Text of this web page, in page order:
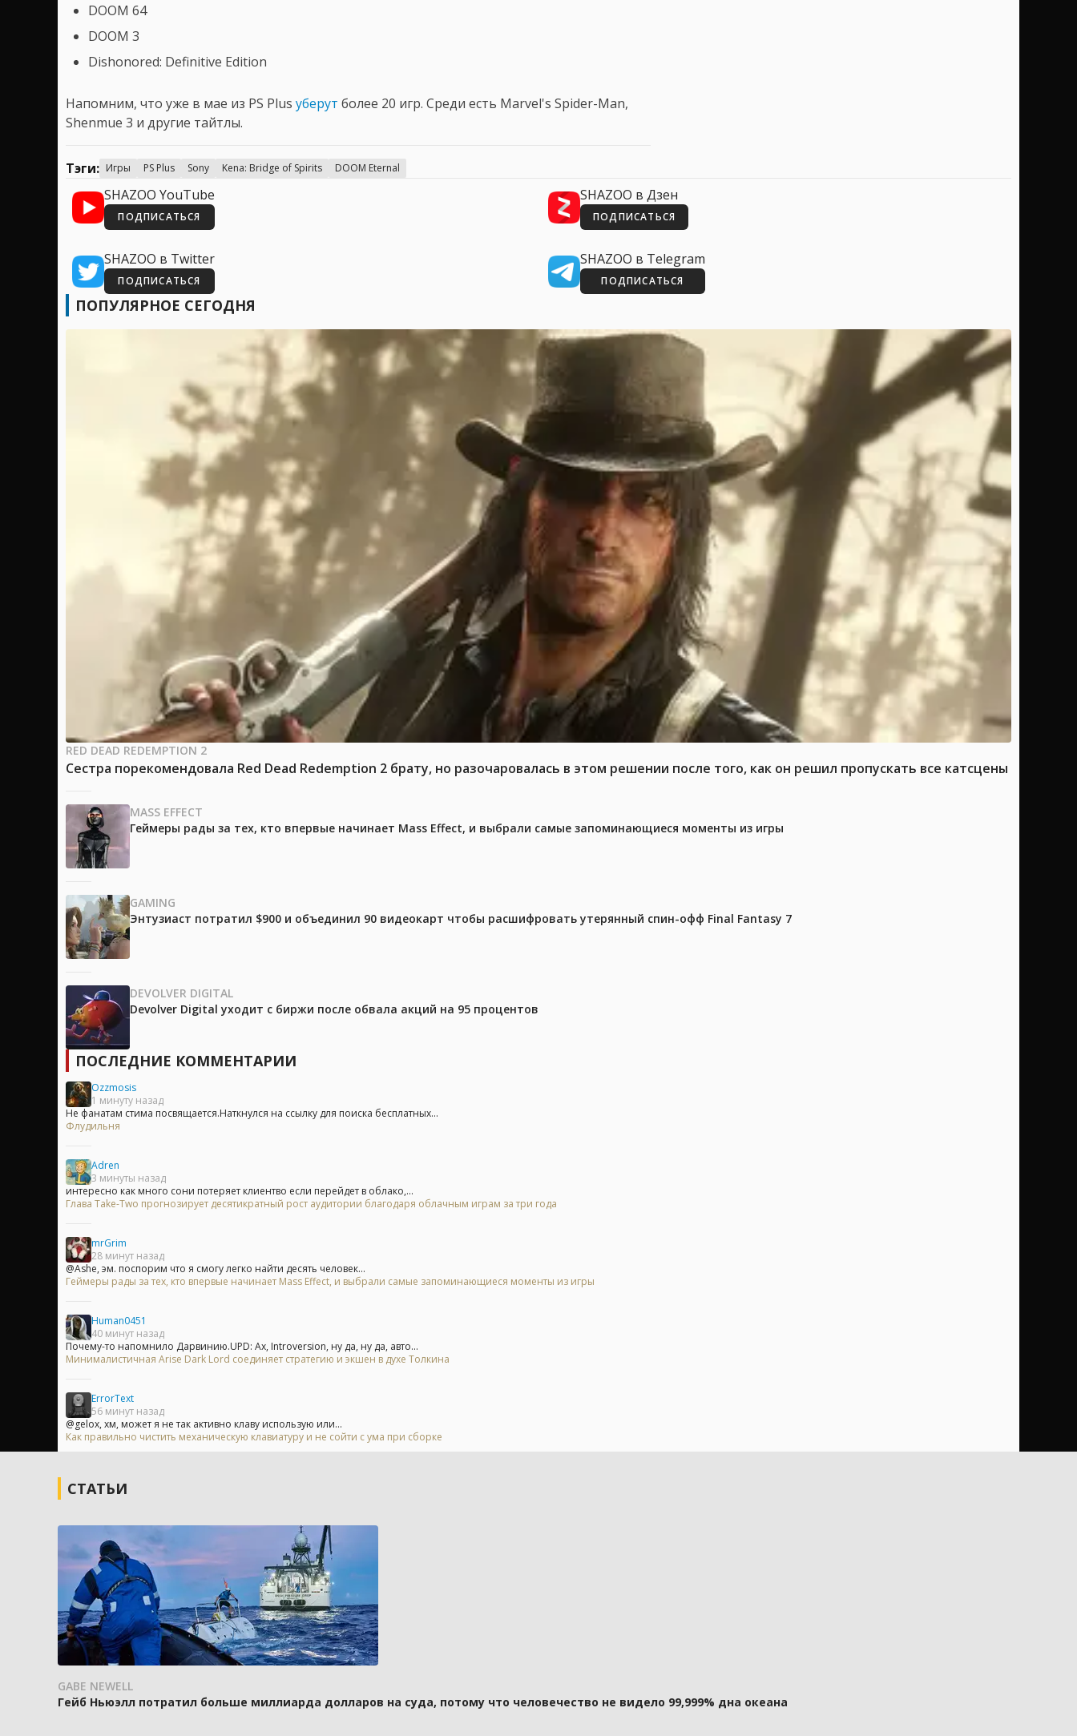
DOOM 64
DOOM 3
Dishonored: Definitive Edition
Напомним, что уже в мае из PS Plus уберут более 20 игр. Среди есть Marvel's Spider-Man,
Shenmue 3 и другие тайтлы.
Тэги: Игры PS Plus Sony Kena: Bridge of Spirits DOOM Eternal
SHAZOO YouTube
ПОДПИСАТЬСЯ
SHAZOO в Дзен
ПОДПИСАТЬСЯ
SHAZOO в Twitter
ПОДПИСАТЬСЯ
SHAZOO в Telegram
ПОДПИСАТЬСЯ
ПОПУЛЯРНОЕ СЕГОДНЯ
RED DEAD REDEMPTION 2
Сестра порекомендовала Red Dead Redemption 2 брату, но разочаровалась в этом решении после того, как он решил пропускать все катсцены
MASS EFFECT
Геймеры рады за тех, кто впервые начинает Mass Effect, и выбрали самые запоминающиеся моменты из игры
GAMING
Энтузиаст потратил $900 и объединил 90 видеокарт чтобы расшифровать утерянный спин-офф Final Fantasy 7
DEVOLVER DIGITAL
Devolver Digital уходит с биржи после обвала акций на 95 процентов
ПОСЛЕДНИЕ КОММЕНТАРИИ
Ozzmosis
1 минуту назад
Не фанатам стима посвящается.Наткнулся на ссылку для поиска бесплатных...
Флудильня
Adren
3 минуты назад
интересно как много сони потеряет клиентво если перейдет в облако,...
Глава Take-Two прогнозирует десятикратный рост аудитории благодаря облачным играм за три года
mrGrim
28 минут назад
@Ashe, эм. поспорим что я смогу легко найти десять человек...
Геймеры рады за тех, кто впервые начинает Mass Effect, и выбрали самые запоминающиеся моменты из игры
Human0451
40 минут назад
Почему-то напомнило Дарвинию.UPD: Ах, Introversion, ну да, ну да, авто...
Минималистичная Arise Dark Lord соединяет стратегию и экшен в духе Толкина
ErrorText
56 минут назад
@gelox, хм, может я не так активно клаву использую или...
Как правильно чистить механическую клавиатуру и не сойти с ума при сборке
СТАТЬИ
GABE NEWELL
Гейб Ньюэлл потратил больше миллиарда долларов на суда, потому что человечество не видело 99,999% дна океана